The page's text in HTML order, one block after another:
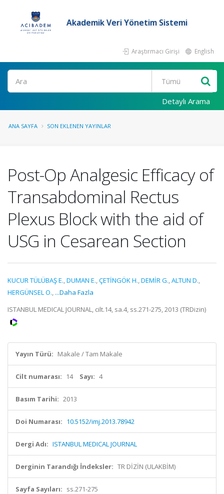
Akademik Veri Yönetim Sistemi
Araştırmacı Girişi English
Ara
Detaylı Arama
ANA SAYFA SON EKLENEN YAYINLAR
Post-Op Analgesic Efficacy of
Transabdominal Rectus
Plexus Block with the aid of
USG in Cesarean Section
KUCUR TÜLÜBAŞ E.,DUMAN E.,ÇETİNGÖK H.,DEMİR G.,ALTUN D.,
HERGÜNSEL O., ...Daha Fazla
ISTANBUL MEDICAL JOURNAL, cilt.14, sa.4, ss.271-275, 2013 (TRDizin)
Yayın Türü: Makale / Tam Makale
Cilt numarası: 14 Sayı: 4
Basım Tarihi: 2013
Doi Numarası: 10.5152/imj.2013.78942
Dergi Adı: ISTANBUL MEDICAL JOURNAL
Derginin Tarandığı İndeksler: TR DİZİN (ULAKBİM)
Sayfa Sayıları: ss.271-275